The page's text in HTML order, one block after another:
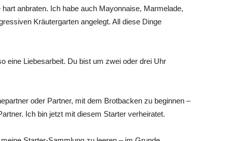
anbraten. Ich habe auch Mayonnaise, Marmelade,
Kräutergarten angelegt. All diese Dinge
eine Liebesarbeit. Du bist um zwei oder drei Uhr
oder Partner, mit dem Brotbacken zu beginnen –
Ich bin jetzt mit diesem Starter verheiratet.